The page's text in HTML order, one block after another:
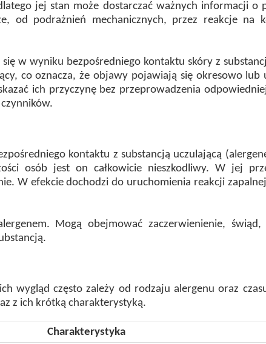
jej stan może dostarczać ważnych informacji o
od podrażnień mechanicznych, przez reakcje na
w wyniku bezpośredniego kontaktu skóry z
co oznacza, że objawy pojawiają się okresowo lub
ich przyczynę bez przeprowadzenia
kontaktu z substancją uczulającą
osób jest on całkowicie nieszkodliwy. W jej
W efekcie dochodzi do uruchomienia reakcji
Mogą obejmować zaczerwienienie, świąd,
wygląd często zależy od rodzaju alergenu oraz
z ich krótką charakterystyką.
Charakterystyka